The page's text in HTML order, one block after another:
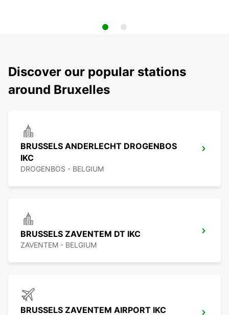
Discover our popular stations
around Bruxelles
BRUSSELS ANDERLECHT DROGENBOS
IKC
DROGENBOS - BELGIUM
BRUSSELS ZAVENTEM DT IKC
ZAVENTEM - BELGIUM
BRUSSELS ZAVENTEM AIRPORT IKC